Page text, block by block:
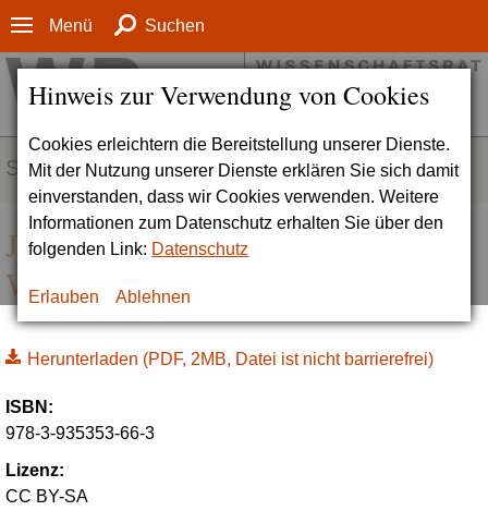
Hinweis zur Verwendung von Cookies
Cookies erleichtern die Bereitstellung unserer Dienste.
Mit der Nutzung unserer Dienste erklären Sie sich damit
einverstanden, dass wir Cookies verwenden. Weitere
Informationen zum Datenschutz erhalten Sie über den
folgenden Link: Datenschutz
Erlauben Ablehnen
Menü Suchen
SERVICE
Jahresbericht 2012 des
Wissenschaftsrates, Köln 2013
Herunterladen (PDF, 2MB, Datei ist nicht barrierefrei)
ISBN:
978-3-935353-66-3
Lizenz:
CC BY-SA